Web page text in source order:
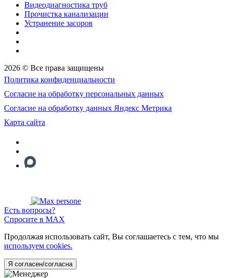
Видеодиагностика труб
Прочистка канализации
Устранение засоров
2026 © Все права защищены
Политика конфиденциальности
Согласие на обработку персональных данных
Согласие на обработку данных Яндекс Метрика
Карта сайта
Есть вопросы?
Спросите в MAX
Продолжая использовать сайт, Вы соглашаетесь с тем, что мы
используем cookies.
Я согласен/согласна